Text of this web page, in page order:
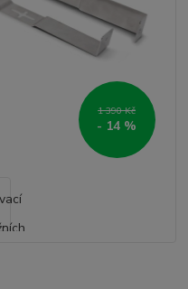
1 390 Kč
- 14 %